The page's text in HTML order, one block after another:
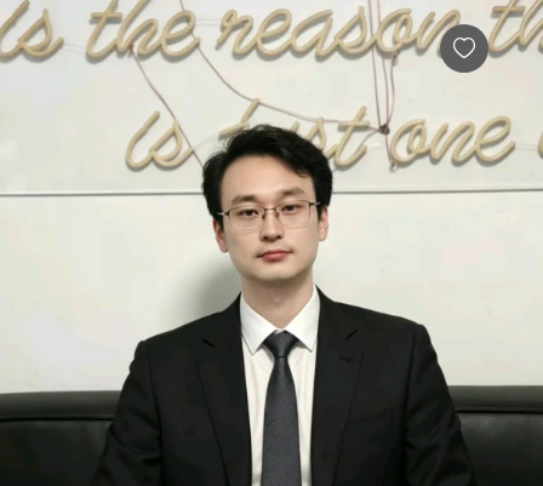
晨心倾听倾听者简介，倾诉费用多少，效果怎么样-给力心理
